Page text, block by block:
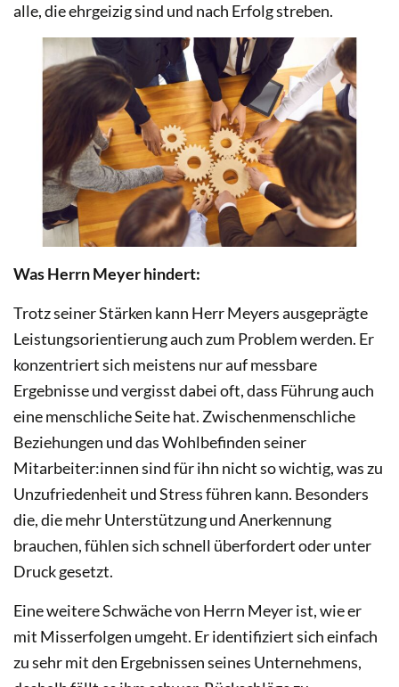
alle, die ehrgeizig sind und nach Erfolg streben.
Was Herrn Meyer hindert:
Trotz seiner Stärken kann Herr Meyers ausgeprägte
Leistungsorientierung auch zum Problem werden. Er
konzentriert sich meistens nur auf messbare
Ergebnisse und vergisst dabei oft, dass Führung auch
eine menschliche Seite hat. Zwischenmenschliche
Beziehungen und das Wohlbefinden seiner
Mitarbeiter:innen sind für ihn nicht so wichtig, was zu
Unzufriedenheit und Stress führen kann. Besonders
die, die mehr Unterstützung und Anerkennung
brauchen, fühlen sich schnell überfordert oder unter
Druck gesetzt.
Eine weitere Schwäche von Herrn Meyer ist, wie er
mit Misserfolgen umgeht. Er identifiziert sich einfach
zu sehr mit den Ergebnissen seines Unternehmens,